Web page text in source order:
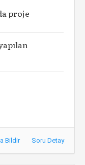
proje
Bildir Soru Detay